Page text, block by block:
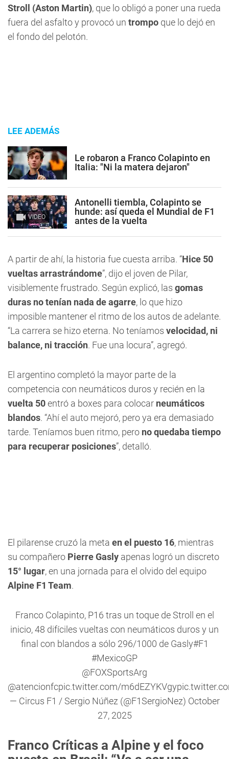
Stroll (Aston Martin), que lo obligó a poner una rueda
fuera del asfalto y provocó un trompo que lo dejó en
el fondo del pelotón.
LEE ADEMÁS
Le robaron a Franco Colapinto en
Italia: "Ni la matera dejaron"
VIDEO
Antonelli tiembla, Colapinto se
hunde: así queda el Mundial de F1
antes de la vuelta
A partir de ahí, la historia fue cuesta arriba. “Hice 50
vueltas arrastrándome”, dijo el joven de Pilar,
visiblemente frustrado. Según explicó, las gomas
duras no tenían nada de agarre, lo que hizo
imposible mantener el ritmo de los autos de adelante.
“La carrera se hizo eterna. No teníamos velocidad, ni
balance, ni tracción. Fue una locura”, agregó.
El argentino completó la mayor parte de la
competencia con neumáticos duros y recién en la
vuelta 50entró a boxes para colocar neumáticos
blandos. “Ahí el auto mejoró, pero ya era demasiado
tarde. Teníamos buen ritmo, pero no quedaba tiempo
para recuperar posiciones”, detalló.
El pilarense cruzó la meta en el puesto 16, mientras
su compañero Pierre Gasly apenas logró un discreto
15° lugar, en una jornada para el olvido del equipo
Alpine F1 Team.
Franco Colapinto, P16 tras un toque de Stroll en el
inicio, 48 difíciles vueltas con neumáticos duros y un
final con blandos a sólo 296/1000 de Gasly#F1
#MexicoGP
@FOXSportsArg
@atencionfcpic.twitter.com/m6dEZYKVgy
— Circus F1 / Sergio Núñez (@F1SergioNez) October
27, 2025
Franco Críticas a Alpine y el foco